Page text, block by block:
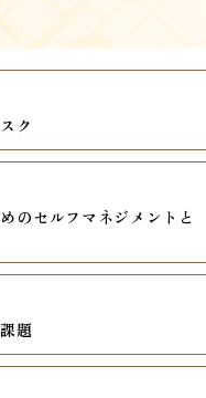
ク
のセルフマネジメントと
題